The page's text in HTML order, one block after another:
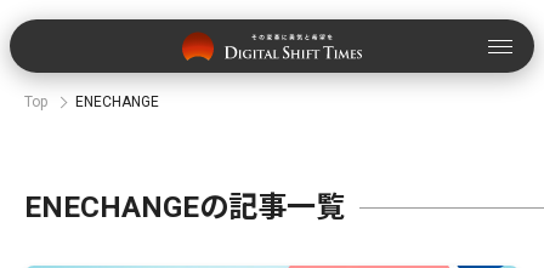
Top ENECHANGE
ENECHANGEの記事一覧